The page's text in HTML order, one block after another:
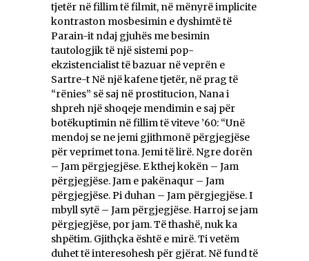
tjetër në fillim të filmit, në mënyrë implicite
kontraston mosbesimin e dyshimtë të
Parain-it ndaj gjuhës me besimin
tautologjik të një sistemi pop-
ekzistencialist të bazuar në veprën e
Sartre-t Në një kafene tjetër, në prag të
“rënies” së saj në prostitucion, Nana i
shpreh një shoqeje mendimin e saj për
botëkuptimin në fillim të viteve ’60: “Unë
mendoj se ne jemi gjithmonë përgjegjëse
për veprimet tona. Jemi të lirë. Ngre dorën
– Jam përgjegjëse. E kthej kokën – Jam
përgjegjëse. Jam e pakënaqur – Jam
përgjegjëse. Pi duhan – Jam përgjegjëse. I
mbyll sytë – Jam përgjegjëse. Harroj se jam
përgjegjëse, por jam. Të thashë, nuk ka
shpëtim. Gjithçka është e mirë. Ti vetëm
duhet të interesohesh për gjërat. Në fund të